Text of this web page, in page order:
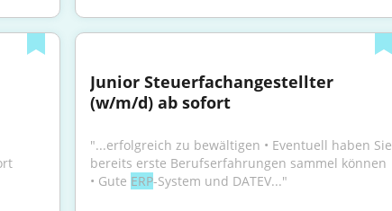
Junior Steuerfachangestellter
(w/m/d) ab sofort
"...erfolgreich zu bewältigen • Eventuell haben Sie
bereits erste Berufserfahrungen sammel können
• Gute ERP-System und DATEV..."